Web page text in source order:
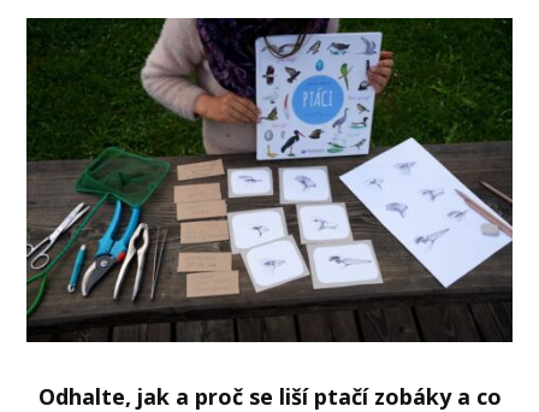
Odhalte, jak a proč se liší ptačí zobáky a co